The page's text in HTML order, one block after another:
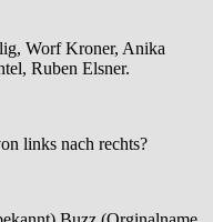
Worf Kroner, Anika
Ruben Elsner.
links nach rechts?